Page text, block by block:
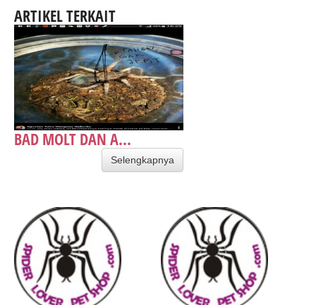
ARTIKEL TERKAIT
BAD MOLT DAN A...
Selengkapnya